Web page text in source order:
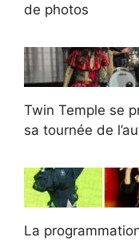
de photos
Twin Temple se
sa tournée de
La